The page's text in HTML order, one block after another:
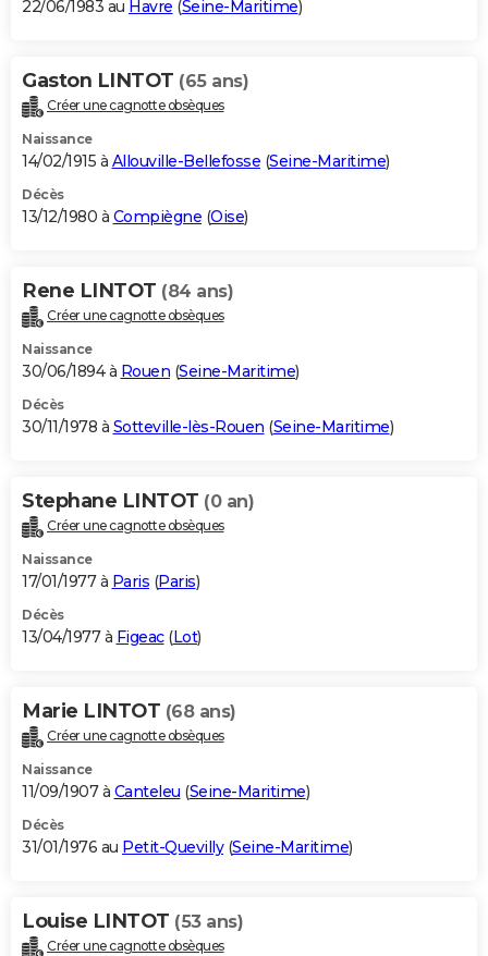
22/06/1983 au Havre (Seine-Maritime)
Gaston LINTOT (65 ans)
Créer une cagnotte obsèques
Naissance
14/02/1915 à Allouville-Bellefosse (Seine-Maritime)
Décès
13/12/1980 à Compiègne (Oise)
Rene LINTOT (84 ans)
Créer une cagnotte obsèques
Naissance
30/06/1894 à Rouen (Seine-Maritime)
Décès
30/11/1978 à Sotteville-lès-Rouen (Seine-Maritime)
Stephane LINTOT (0 an)
Créer une cagnotte obsèques
Naissance
17/01/1977 à Paris (Paris)
Décès
13/04/1977 à Figeac(Lot)
Marie LINTOT (68 ans)
Créer une cagnotte obsèques
Naissance
11/09/1907 à Canteleu (Seine-Maritime)
Décès
31/01/1976 au Petit-Quevilly(Seine-Maritime)
Louise LINTOT (53 ans)
Créer une cagnotte obsèques